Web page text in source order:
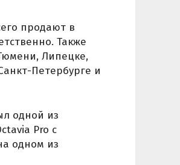
продают в
Также
Липецке,
Петербурге и
одной из
Pro с
одном из